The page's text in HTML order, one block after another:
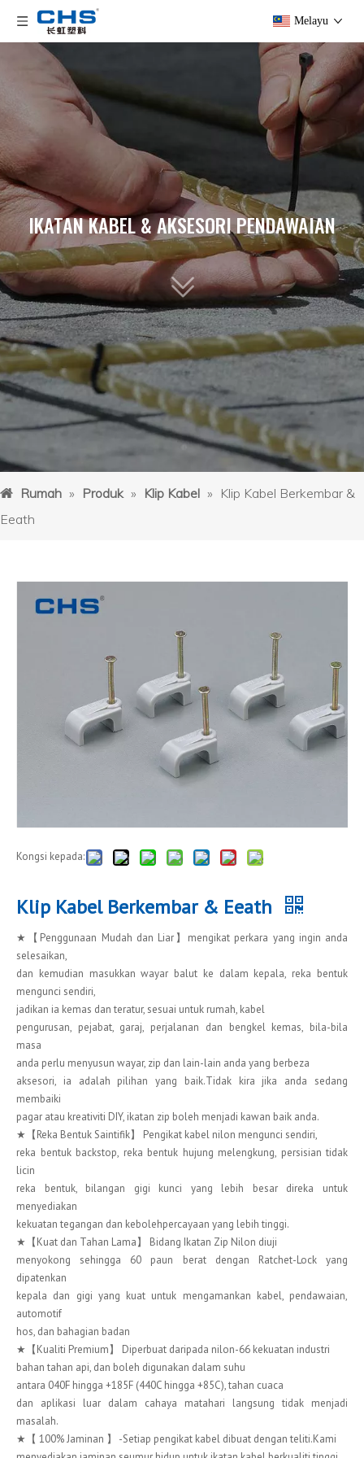
Melayu
IKATAN KABEL & AKSESORI PENDAWAIAN
Rumah » Produk » Klip Kabel » Klip Kabel Berkembar &
Eeath
Kongsi kepada:
Klip Kabel Berkembar & Eeath
★【Penggunaan Mudah dan Liar】mengikat perkara yang ingin anda
selesaikan,
dan kemudian masukkan wayar balut ke dalam kepala, reka bentuk
mengunci sendiri,
jadikan ia kemas dan teratur, sesuai untuk rumah, kabel
pengurusan, pejabat, garaj, perjalanan dan bengkel kemas, bila-bila
masa
anda perlu menyusun wayar, zip dan lain-lain anda yang berbeza
aksesori, ia adalah pilihan yang baik.Tidak kira jika anda sedang
membaiki
pagar atau kreativiti DIY, ikatan zip boleh menjadi kawan baik anda.
★【Reka Bentuk Saintifik】 Pengikat kabel nilon mengunci sendiri,
reka bentuk backstop, reka bentuk hujung melengkung, persisian tidak
licin
reka bentuk, bilangan gigi kunci yang lebih besar direka untuk
menyediakan
kekuatan tegangan dan kebolehpercayaan yang lebih tinggi.
★【Kuat dan Tahan Lama】 Bidang Ikatan Zip Nilon diuji
menyokong sehingga 60 paun berat dengan Ratchet-Lock yang
dipatenkan
kepala dan gigi yang kuat untuk mengamankan kabel, pendawaian,
automotif
hos, dan bahagian badan
★【Kualiti Premium】 Diperbuat daripada nilon-66 kekuatan industri
bahan tahan api, dan boleh digunakan dalam suhu
antara 040F hingga +185F (440C hingga +85C), tahan cuaca
dan aplikasi luar dalam cahaya matahari langsung tidak menjadi
masalah.
★【 100% Jaminan 】 -Setiap pengikat kabel dibuat dengan teliti.Kami